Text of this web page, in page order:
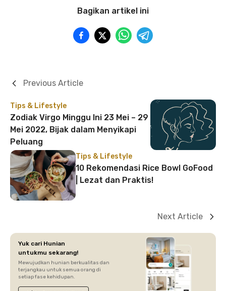
Bagikan artikel ini
Tips & Lifestyle
Zodiak Virgo Minggu Ini 23 Mei – 29
Mei 2022, Bijak dalam Menyikapi
Peluang
Previous Article
Tips & Lifestyle
10 Rekomendasi Rice Bowl GoFood
| Lezat dan Praktis!
Next Article
Yuk cari Hunian
untukmu sekarang!
Mewujudkan hunian berkualitas dan
terjangkau untuk semua orang di
setiap fase kehidupan.